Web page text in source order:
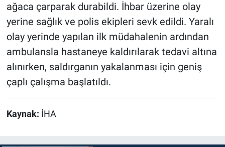
ağaca çarparak durabildi. İhbar üzerine olay
yerine sağlık ve polis ekipleri sevk edildi. Yaralı
olay yerinde yapılan ilk müdahalenin ardından
ambulansla hastaneye kaldırılarak tedavi altına
alınırken, saldırganın yakalanması için geniş
çaplı çalışma başlatıldı.
Kaynak: İHA